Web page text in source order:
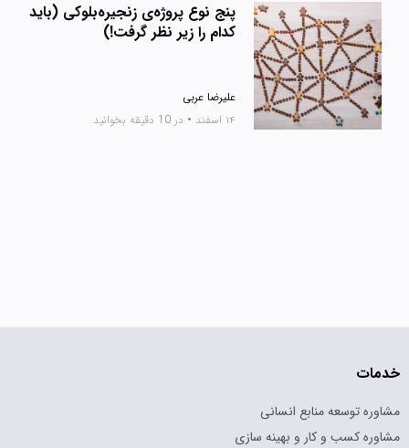
پنج نوع پروژه‌ی زنجیره‌بلوکی (باید
کدام را زیر نظر گرفت!)
علیرضا عربی
۱۴ اسفند
• در 10 دقیقه بخوانید
خدمات
مشاوره توسعه منابع انسانی
مشاوره کسب و کار و بهینه سازی